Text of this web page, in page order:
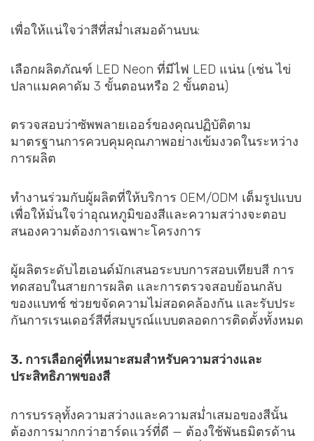
เพื่อให้แน่ใจว่าสีที่สม่ำเสมอด้านบน:
เลือกผลิตภัณฑ์ LED Neon ที่มีไฟ LED แน่น (เช่น ไข่
ปลาแมคคาดัม 3 ขั้นตอนหรือ 2 ขั้นตอน)
ตรวจสอบว่าซัพพลายเออร์ของคุณปฏิบัติตาม
มาตรฐานการควบคุมคุณภาพอย่างเข้มงวดในระหว่าง
การผลิต
ทำงานร่วมกับผู้ผลิตที่ให้บริการ OEM/ODM เต็มรูปแบบ
เพื่อให้มั่นใจว่าอุณหภูมิของสีและความสว่างจะตอบ
สนองความต้องการเฉพาะโครงการ
ผู้ผลิตระดับไฮเอนด์มักเสนอระบบการสอบเทียบสี การ
ทดสอบในสายการผลิต และการตรวจสอบย้อนกลับ
ของแบทช์ ช่วยขจัดความไม่สอดคล้องกัน และรับประ
กันการเรนเดอร์สีที่สมบูรณ์แบบตลอดการติดตั้งทั้งหมด
3. การเลือกคู่ที่เหมาะสมสำหรับความสว่างและ
ประสิทธิภาพของสี
การบรรลุทั้งความสว่างและความสม่ำเสมอของสีนั้น
ต้องการมากกว่าฮาร์ดแวร์ที่ดี — ต้องใช้พันธมิตรด้าน